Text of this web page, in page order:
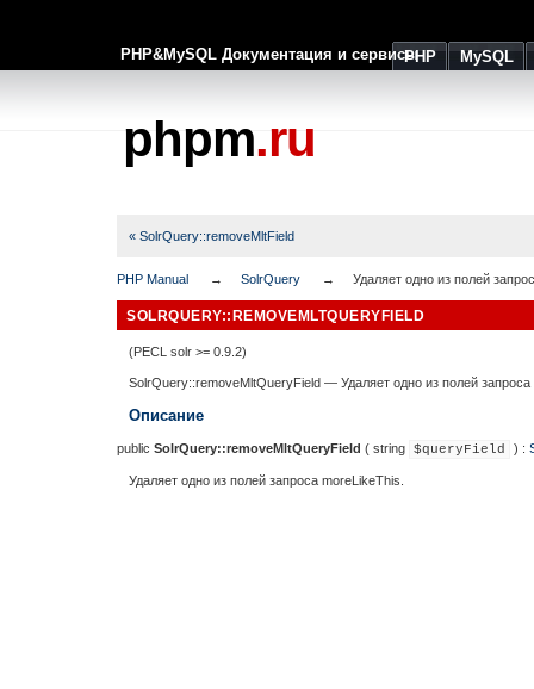
PHP&MySQL Документация и сервисыPHP MySQL
phpm.ru
« SolrQuery::removeMltField
PHP Manual SolrQuery Удаляет одно из полей
SOLRQUERY::REMOVEMLTQUERYFIELD
(PECL solr >= 0.9.2)
SolrQuery::removeMltQueryField — Удаляет одно из полей
Описание
public SolrQuery::removeMltQueryField ( string $queryField ) :
Удаляет одно из полей запроса moreLikeThis.